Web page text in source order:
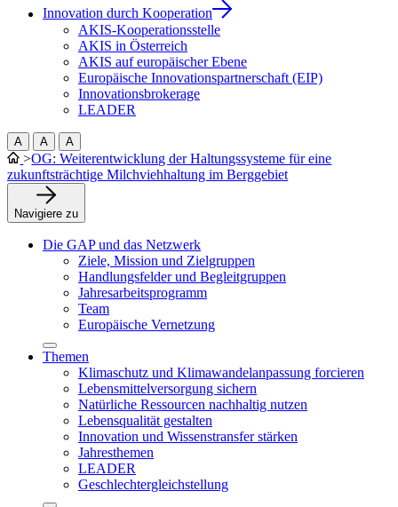
Innovation durch Kooperation
AKIS-Kooperationsstelle
AKIS in Österreich
AKIS auf europäischer Ebene
Europäische Innovationspartnerschaft (EIP)
Innovationsbrokerage
LEADER
A A A
>OG: Weiterentwicklung der Haltungssysteme für eine
zukunftsträchtige Milchviehhaltung im Berggebiet
Navigiere zu
Die GAP und das Netzwerk
Ziele, Mission und Zielgruppen
Handlungsfelder und Begleitgruppen
Jahresarbeitsprogramm
Team
Europäische Vernetzung
Themen
Klimaschutz und Klimawandelanpassung forcieren
Lebensmittelversorgung sichern
Natürliche Ressourcen nachhaltig nutzen
Lebensqualität gestalten
Innovation und Wissenstransfer stärken
Jahresthemen
LEADER
Geschlechtergleichstellung